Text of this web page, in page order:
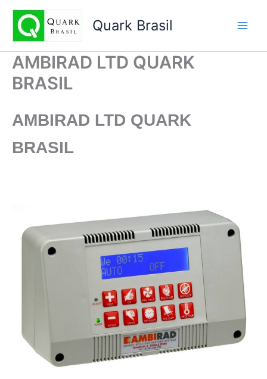
conteúdo
Quark Brasil
AMBIRAD LTD QUARK
BRASIL
AMBIRAD LTD QUARK
BRASIL